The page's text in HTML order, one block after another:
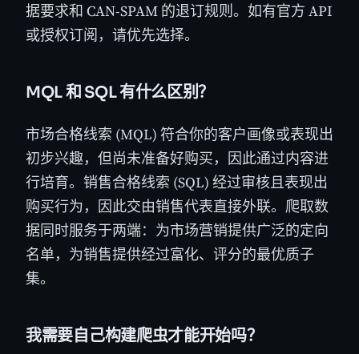
据要求和 CAN-SPAM 的退订规则。如有官方 API
或授权订阅，请优先选择。
MQL 和 SQL 有什么区别？
市场合格线索 (MQL) 符合你的客户画像或表现出
初步兴趣，但尚未准备好购买，因此通过内容进
行培育。销售合格线索 (SQL) 经过审核且表现出
购买行为，因此交由销售代表直接外联。爬取数
据同时服务于两端：为市场营销提供广泛的定向
名单，为销售提供经过富化、评分的最优质子
集。
我需要自己构建爬虫才能开始吗？